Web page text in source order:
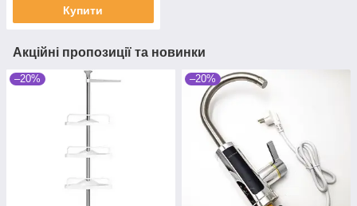
Купити
Акційні пропозиції та новинки
–20% –20%